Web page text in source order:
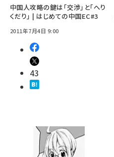
中国人攻略の鍵は「交渉」と「へり
くだり」 | はじめての中国EC#3
2011年7月4日 9:00
43